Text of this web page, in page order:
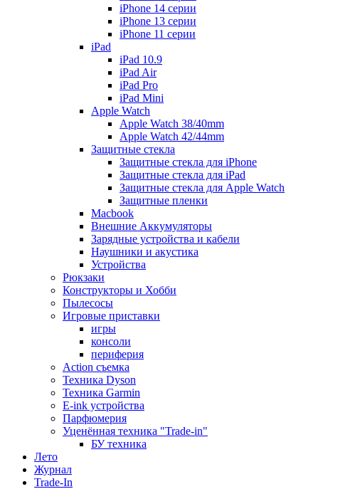
iPhone 14 серии
iPhone 13 серии
iPhone 11 серии
iPad
iPad 10.9
iPad Air
iPad Pro
iPad Mini
Apple Watch
Apple Watch 38/40mm
Apple Watch 42/44mm
Защитные стекла
Защитные стекла для iPhone
Защитные стекла для iPad
Защитные стекла для Apple Watch
Защитные пленки
Macbook
Внешние Аккумуляторы
Зарядные устройства и кабели
Наушники и акустика
Устройства
Рюкзаки
Конструкторы и Хобби
Пылесосы
Игровые приставки
игры
консоли
периферия
Action съемка
Техника Dyson
Техника Garmin
E-ink устройства
Парфюмерия
Уценённая техника "Trade-in"
БУ техника
Лето
Журнал
Trade-In